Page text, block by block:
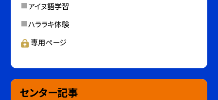
アイヌ語学習
ハララキ体験
専用ページ
センター記事